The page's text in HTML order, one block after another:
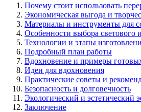
Почему стоит использовать
Экономическая выгода и
Материалы и инструменты для
Особенности выбора светового
Технологии и этапы
Подробный план работы
Вдохновение и примеры
Идеи для вдохновения
Практические советы и
Безопасность и долговечность
Экологический и эстетический
Заключение